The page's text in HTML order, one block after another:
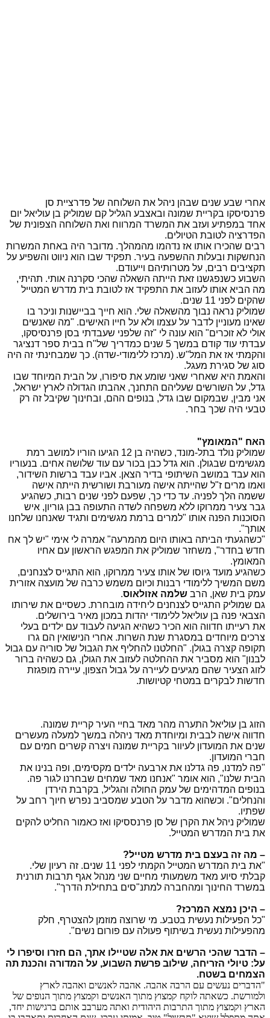
אחרי שבע שנים שבהן ניהל את השלוחה של פדרציית סן
פרנסיסקו בקריית שמונה ובאצבע הגליל קם שמוליק בן עוליאל יום
אחד במפתיע ועזב את המשרד המרווח ואת השלוחה הצפונית של
הפדרציה לטובת הטיולים.
רבים שהכירו אותו אז נדהמו מהמהלך. מדובר היה באחת המשרות
הנחשקות ובעלות ההשפעה בעיר. תפקיד שבו הוא ניווט והשפיע על
תקציבים רבים, על מטרותיהם וייעודם.
השבוע כשנפגשנו זאת הייתה השאלה שהכי סקרנה אותי. תהיתי,
מה הביא אותו לעזוב את התפקיד אז לטובת בית מדרש המטייל
שהקים לפני 11 שנים.
שמוליק נראה נבוך מהשאלה שלי. הוא חייך בביישנות וניכר בו
שאינו מעוניין לדבר על עצמו ולא על חייו האישים. "מה שאנשים
אולי לא זוכרים" הוא עונה לי "זה שלפני שעבדתי בסן פרנסיסקו,
עבדתי עוד קודם במשך 5 שנים כמדריך של"ח בבית ספר דנציגר
והקמתי אז את המל"ש. (מרכז ללימודי-שדה). כך שמבחינתי זה היה
סוג של סגירת מעגל.
והאמת היא שאחרי שאני שומע את סיפורו, על הבית המיוחד שבו
גדל, על השורשים שעליהם התחנך, אהבתו הגדולה לארץ ישראל,
אני מבין, שבמקום שבו גדל, בנופים ההם, ובחינוך שקיבל זה רק
טבעי היה שכך בחר.
האח "המאומץ"
שמוליק נולד בתל-מונד, כשהיה בן 12 הגיעו הוריו למושב רמת
מגשימים שבגולן. הוא גדל כבן בכור עם עוד שלושה אחים. בנעוריו
הוא עבד במושב השיתופי בדיר הצאן. אביו עבד ברשות השידור,
ואמו מרים ז"ל שהייתה אישה מעורבת ושורשית הייתה אישה
ששמה הלך לפניה. עד כדי כך, שפעם לפני שנים רבות, כשהגיע
גבר צעיר ממרוקו ללא משפחה לשדה התעופה בבן גוריון, איש
הסוכנות הפנה אותו "למרים ברמת מגשימים ותגיד שאנחנו שלחנו
אותך".
"כשהגעתי הביתה באותו היום מהמרעה" אמרה לי אימי "יש לך אח
חדש בחדר", משחזר שמוליק את המפגש הראשון עם אחיו
המאומץ.
כשהגיע מועד גיוסו של אותו צעיר ממרוקו, הוא התגייס לצנחנים,
משם המשיך ללימודי רבנות וכיום משמש כרבה של מועצה אזורית
עמק בית שאן, הרב שלמה אזולאוס.
גם שמוליק התגייס לצנחנים ליחידה מובחרת. כשסיים את שירותו
הצבאי פנה בן עוליאל ללימודי יהדות במכון מאיר בירושלים.
את רעייתו חדווה הוא הכיר כשהיא הגיעה לעבוד עם ילדים בעלי
צרכים מיוחדים במסגרת שנת השרות. אחרי הנישואין הם גרו
תקופה קצרה בגולן. "החלטנו להחליף את הגבול של סוריה עם גבול
לבנון" הוא מסביר את ההחלטה לעזוב את הגולן, גם כשהיה ברור
לזוג הצעיר שהם מגיעים לעיירה על גבול הצפון, עיירה מופגזת
חדשות לבקרים במטחי קטיושות.
הזוג בן עוליאל התערה מהר מאד בחיי העיר קריית שמונה.
חדווה אישה לבבית ומיוחדת מאד ניהלה במשך למעלה מעשרים
שנים את המועדון לעיוור בקריית שמונה ויצרה קשרים חמים עם
חברי המועדון.
"פה למדנו, פה גדלנו את ארבעה ילדים מקסימים, ופה בנינו את
הבית שלנו", הוא אומר "אנחנו מאד שמחים שבחרנו לגור פה.
בנופים המדהימים של עמק החולה והגליל, בקרבת הירדן
והנחלים". וכשהוא מדבר על הטבע שמסביב נפרש חיוך רחב על
שפתיו.
שמוליק ניהל את הקרן של סן פרנססיקו ואז כאמור החליט להקים
את בית המדרש המטייל.
– מה זה בעצם בית מדרש מטייל?
"את בית המדרש המטייל הקמתי לפני 11 שנים. זה רעיון שלי.
קבלתי סיוע מאד משמעותי מחיים שני מנהל אגף תרבות תורנית
במשרד החינוך ומהחברה למתנ"סים בתחילת הדרך".
– היכן נמצא המרכז?
"כל הפעילות נעשית בטבע. מי שרוצה מוזמן להצטרף, חלק
מהפעילות נעשית בשיתוף פעולה עם פורום נשים".
– הדבר שהכי הרשים את אלה שטיילו אתך, הם חזרו וסיפרו לי
על: טיולי הזריחה, שילוב פרשת השבוע, על המדורה והכנת תה
הצמחים בשטח.
"הדברים נעשים עם הרבה אהבה. אהבה לאנשים ואהבה לארץ
ולמורשת. כשאתה לוקח קמצוץ מתוך האנשים וקמצוץ מתוך הנופים של
הארץ וקמצוץ מתוך התרבות היהודית ואתה מערבב אותם ברגישות יחד,